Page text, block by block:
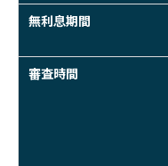
無利息期間
審査時間